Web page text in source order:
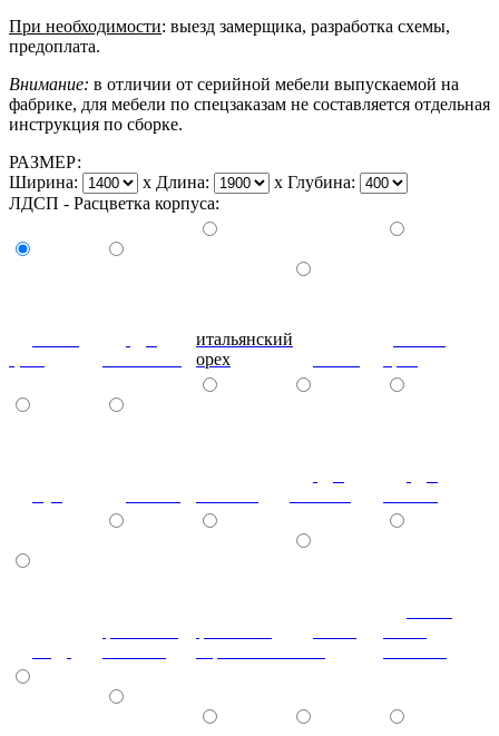
При необходимости: выезд замерщика, разработка схемы,
предоплата.
Внимание: в отличии от серийной мебели выпускаемой на
фабрике, для мебели по спецзаказам не составляется отдельная
инструкция по сборке.
РАЗМЕР:
Ширина:
x Длина: x Глубина:
ЛДСП - Расцветка корпуса:
итальянский
орех